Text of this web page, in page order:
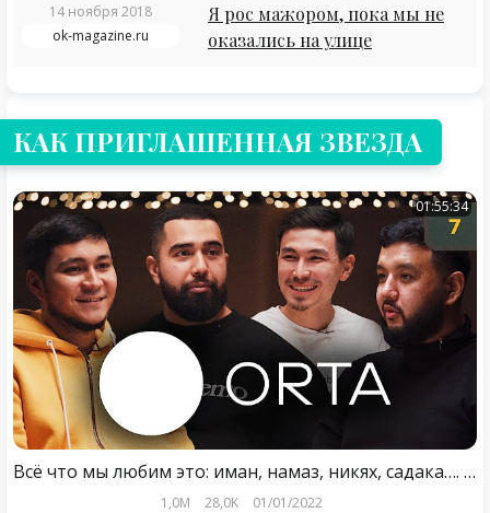
14 ноября 2018
ok-magazine.ru
Я рос мажором, пока мы не
оказались на улице
КАК ПРИГЛАШЕННАЯ ЗВЕЗДА
01:55:34
Всё что мы любим это: иман, намаз, никях, садака…. | Jah Khalib, Расул, Назим | ОRTA
1,0M 28,0K 01/01/2022